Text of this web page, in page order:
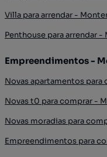
Villa para arrendar -
Penthouse para arrendar
Empreendimentos -
Novas apartamentos
Novas t0 para comprar -
Novas moradias para
Empreendimentos para